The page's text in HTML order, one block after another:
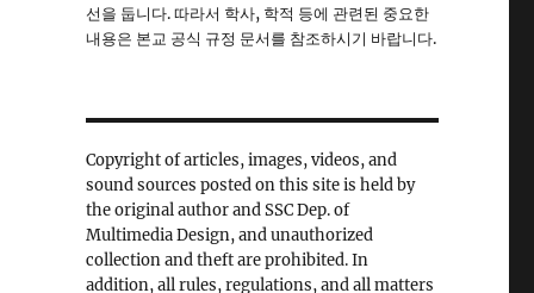
선을 둡니다. 따라서 학사, 학적 등에 관련된 중요한
내용은 본교 공식 규정 문서를 참조하시기 바랍니다.
Copyright of articles, images, videos, and
sound sources posted on this site is held by
the original author and SSC Dep. of
Multimedia Design, and unauthorized
collection and theft are prohibited. In
addition, all rules, regulations, and all matters